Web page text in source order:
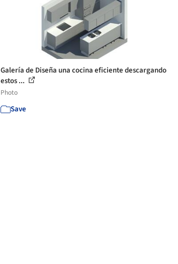
Galería de Diseña una cocina eficiente descargando
estos ...
Photo
Save